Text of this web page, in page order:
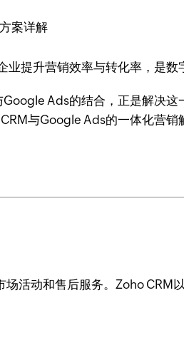
提升营销效率与转化率，是数
Ads的结合，正是解决这
与Google Ads的一体化营销
活动和售后服务。Zoho CRM